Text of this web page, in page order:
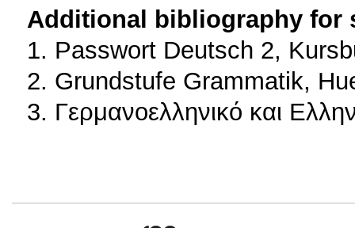
Additional bibliography for
1. Passwort Deutsch 2,
2. Grundstufe Grammatik,
3. Γερμανοελληνικό και